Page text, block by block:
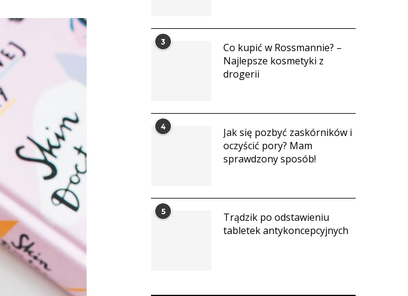
3
Co kupić w Rossmannie? –
Najlepsze kosmetyki z
drogerii
4
Jak się pozbyć zaskórników i
oczyścić pory? Mam
sprawdzony sposób!
5
Trądzik po odstawieniu
tabletek antykoncepcyjnych